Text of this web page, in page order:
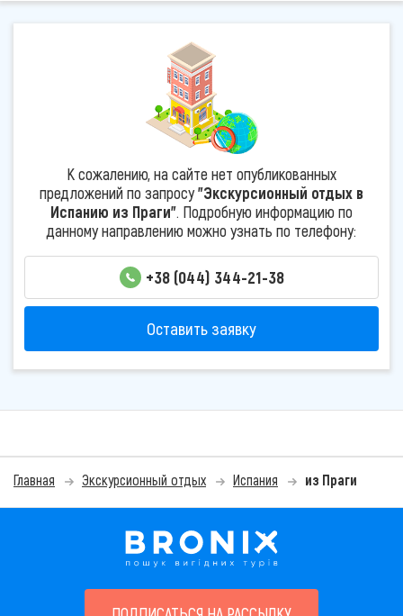
К сожалению, на сайте нет опубликованных
предложений по запросу"Экскурсионный отдых в
Испанию из Праги". Подробную информацию по
данному направлению можно узнать по телефону:
+38 (044) 344-21-38
Оставить заявку
Главная Экскурсионный отдых Испания из Праги